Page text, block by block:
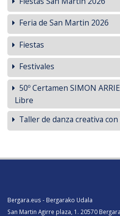
Feria de San Martin 2026
Fiestas
Festivales
50º Certamen SIMON
Libre
Taller de danza creativa
Bergara.eus - Bergarako Udala
San Martin Agirre plaza, 1. 20570